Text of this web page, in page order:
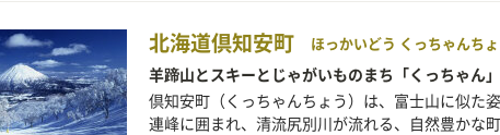
北海道倶知安町 ほっかいどう くっちゃんち
羊蹄山とスキーとじゃがいものまち「くっちゃん」
倶知安町（くっちゃんちょう）は、富士山に似た
連峰に囲まれ、清流尻別川が流れる、自然豊かな